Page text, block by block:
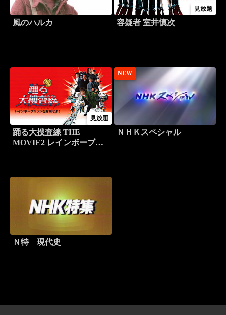
風のハルカ
見放題
容疑者 室井慎次
見放題
踊る大捜査線 THE
MOVIE2 レインボーブリ
NEW
ＮＨＫスペシャル
Ｎ特 現代史